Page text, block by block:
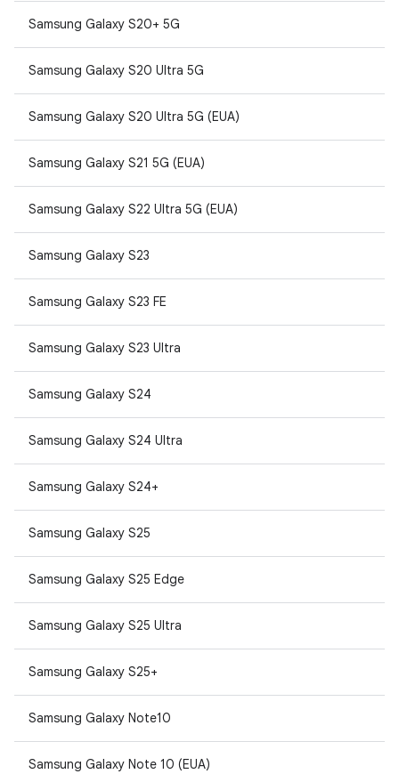
Samsung Galaxy S20+ 5G
Samsung Galaxy S20 Ultra 5G
Samsung Galaxy S20 Ultra 5G (EUA)
Samsung Galaxy S21 5G (EUA)
Samsung Galaxy S22 Ultra 5G (EUA)
Samsung Galaxy S23
Samsung Galaxy S23 FE
Samsung Galaxy S23 Ultra
Samsung Galaxy S24
Samsung Galaxy S24 Ultra
Samsung Galaxy S24+
Samsung Galaxy S25
Samsung Galaxy S25 Edge
Samsung Galaxy S25 Ultra
Samsung Galaxy S25+
Samsung Galaxy Note10
Samsung Galaxy Note 10 (EUA)